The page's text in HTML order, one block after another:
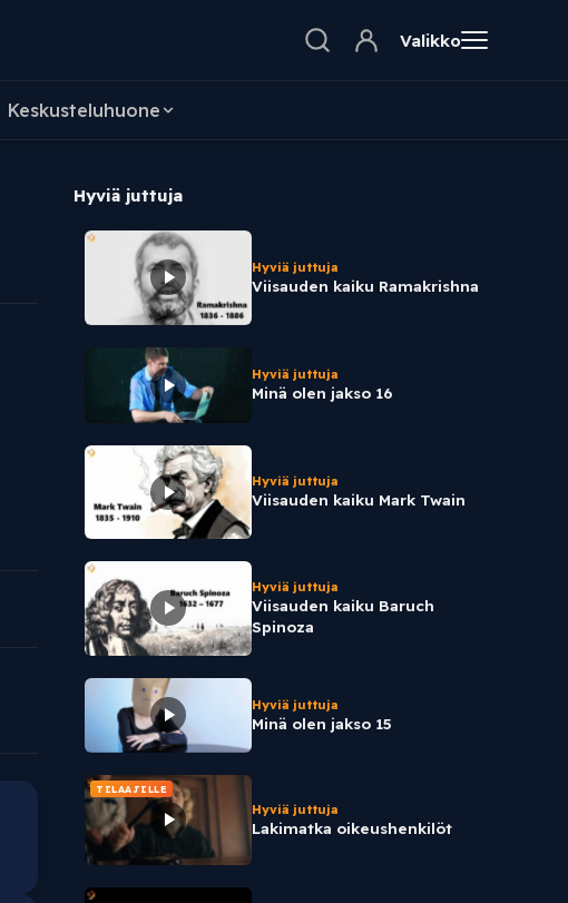
Valikko
Keskusteluhuone
Hyviä juttuja
Hyviä juttuja
Viisauden kaiku Ramakrishna
Hyviä juttuja
Minä olen jakso 16
Hyviä juttuja
Viisauden kaiku Mark Twain
Hyviä juttuja
Viisauden kaiku Baruch
Spinoza
Hyviä juttuja
Minä olen jakso 15
TILAAJILLE
Hyviä juttuja
Lakimatka oikeushenkilöt